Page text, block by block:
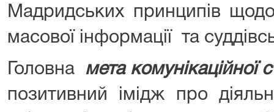
Мадридських принципів
масової інформації та
Головна мета комунікаційної
позитивний імідж про